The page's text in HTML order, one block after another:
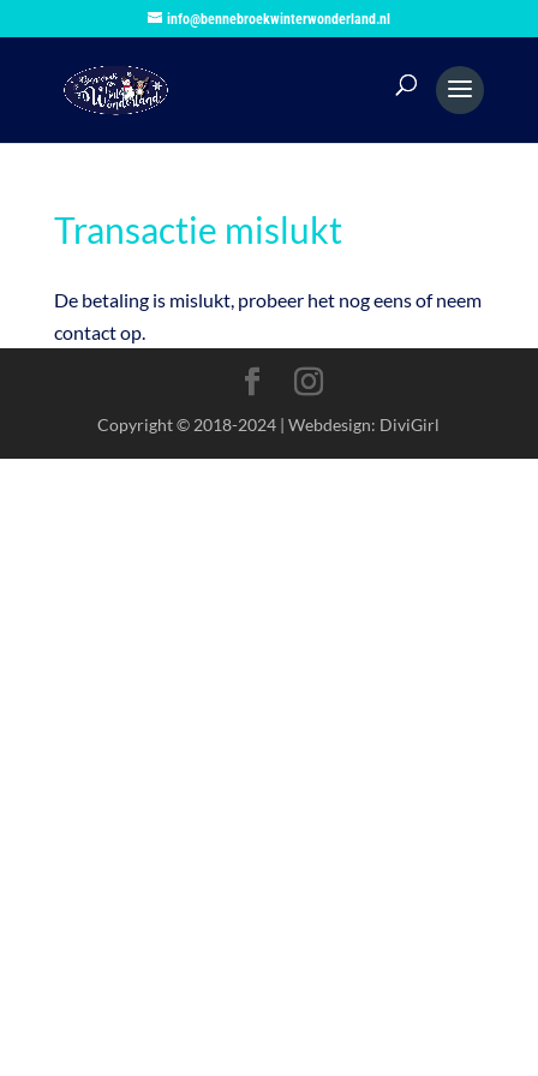
info@bennebroekwinterwonderland.nl
Transactie mislukt
De betaling is mislukt, probeer het nog eens of neem
contact op.
Copyright © 2018-2024 | Webdesign: DiviGirl